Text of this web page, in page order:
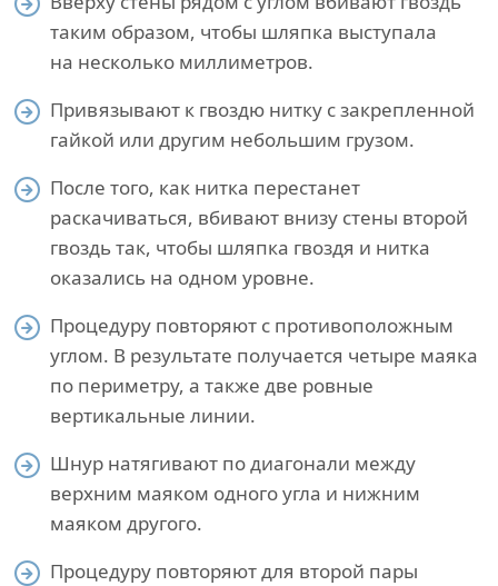
таким образом, чтобы шляпка выступала
на несколько миллиметров.
Привязывают к гвоздю нитку с закрепленной
гайкой или другим небольшим грузом.
После того, как нитка перестанет
раскачиваться, вбивают внизу стены второй
гвоздь так, чтобы шляпка гвоздя и нитка
оказались на одном уровне.
Процедуру повторяют с противоположным
углом. В результате получается четыре маяка
по периметру, а также две ровные
вертикальные линии.
Шнур натягивают по диагонали между
верхним маяком одного угла и нижним
маяком другого.
Процедуру повторяют для второй пары